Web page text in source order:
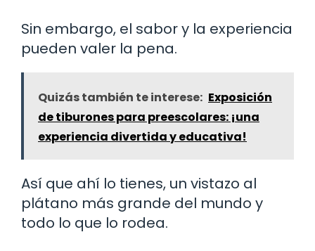
Sin embargo, el sabor y la experiencia
pueden valer la pena.
Quizás también te interese: Exposición
de tiburones para preescolares: ¡una
experiencia divertida y educativa!
Así que ahí lo tienes, un vistazo al
plátano más grande del mundo y
todo lo que lo rodea.